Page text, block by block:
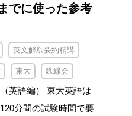
でに使った参考
英文解釈要約精講
東大 鉄緑会
英語編） 東大英語は
分間の試験時間で要